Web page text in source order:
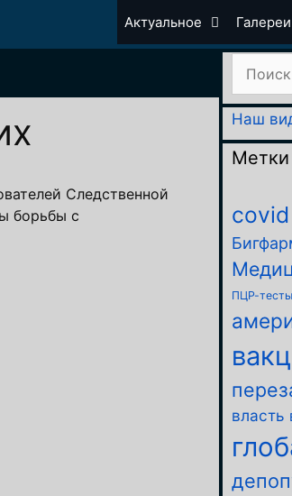
Актуальное Галереи
Следственной
борьбы с
Наш
Метки
covid
ПЦР-тесты
власть